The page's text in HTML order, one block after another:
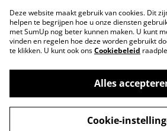
Voorwaarden
Cookiebeleid
©2026SoSillyShop en
Deze website maakt gebruik van cookies. Dit
helpen te begrijpen hoe u onze diensten
met SumUp nog beter kunnen maken. U kunt
vinden en regelen hoe deze worden gebruikt
te klikken. U kunt ook onsCookiebeleid
Alles
Cookie-